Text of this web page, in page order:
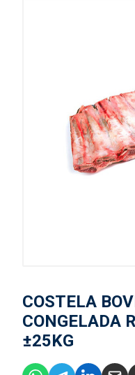
COSTELA
CONGELADA
±25KG